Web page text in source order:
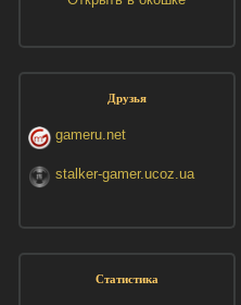
Друзья
gameru.net
stalker-gamer.ucoz.ua
Статистика